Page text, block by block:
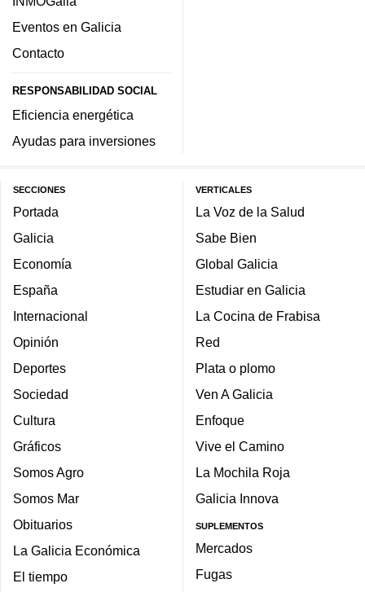
Eventos en Galicia
Contacto
RESPONSABILIDAD SOCIAL
Eficiencia energética
Ayudas para inversiones
SECCIONES
Portada
Galicia
Economía
España
Internacional
Opinión
Deportes
Sociedad
Cultura
Gráficos
Somos Agro
Somos Mar
Obituarios
La Galicia Económica
El tiempo
VERTICALES
La Voz de la Salud
Sabe Bien
Global Galicia
Estudiar en Galicia
La Cocina de Frabisa
Red
Plata o plomo
Ven A Galicia
Enfoque
Vive el Camino
La Mochila Roja
Galicia Innova
SUPLEMENTOS
Mercados
Fugas